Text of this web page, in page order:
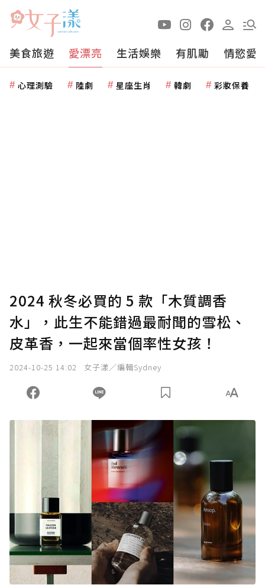
美食旅遊 愛漂亮 生活娛樂 有肌勵 情慾愛
心理測驗 陸劇 星座生肖 韓劇 彩妝保養
2024 秋冬必買的 5 款「木質調香
水」，此生不能錯過最耐聞的雪松、
皮革香，一起來當個率性女孩！
2024-10-25 14:02 女子漾／編輯Sydney